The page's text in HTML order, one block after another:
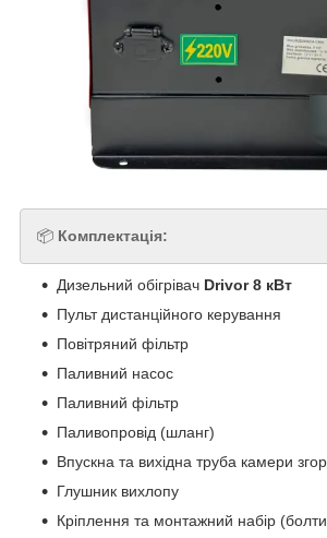
📦 Комплектація:
Дизельний обігрівач Drivor 8 кВт
Пульт дистанційного керування
Повітряний фільтр
Паливний насос
Паливний фільтр
Паливопровід (шланг)
Впускна та вихідна труба камери
Глушник вихлопу
Кріплення та монтажний набір